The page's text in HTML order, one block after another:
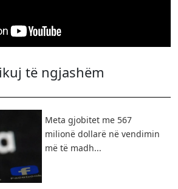
të ngjashëm
​Meta gjobitet me 567
milionë dollarë në vendimin
më të madh...